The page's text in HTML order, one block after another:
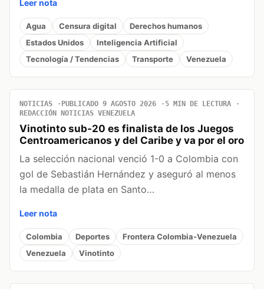
Leer nota
Agua Censura digital
Derechos humanos
Estados Unidos
Inteligencia Artificial
Tecnología / Tendencias
Transporte Venezuela
NOTICIAS PUBLICADO 9 AGOSTO 2026
5 MIN DE LECTURA
REDACCIÓN NOTICIAS VENEZUELA
Vinotinto sub-20 es finalista de los Juegos
Centroamericanos y del Caribe y va por el oro
La selección nacional venció 1-0 a Colombia con
gol de Sebastián Hernández y aseguró al menos
la medalla de plata en Santo…
Leer nota
Colombia Deportes
Frontera Colombia-Venezuela
Venezuela
Vinotinto